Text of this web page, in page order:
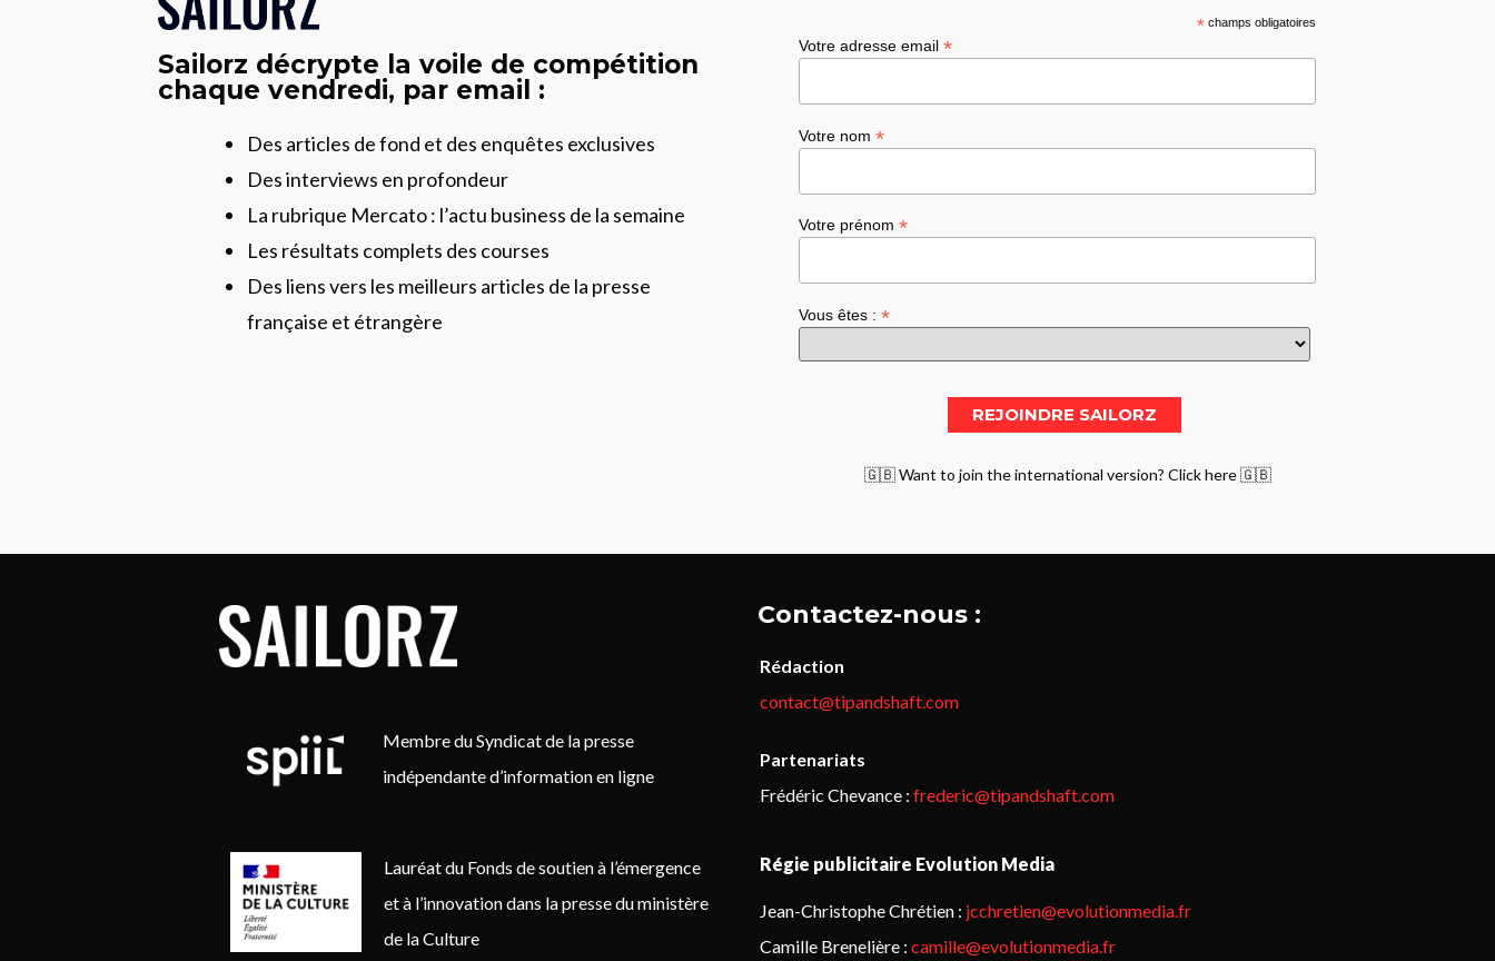
Sailorz décrypte la voile de compétition
chaque vendredi, par email :
Des articles de fond et des enquêtes exclusives
Des interviews en profondeur
La rubrique Mercato : l’actu business de la semaine
Les résultats complets des courses
Des liens vers les meilleurs articles de la presse
française et étrangère
*champs obligatoires
Votre adresse email *
Votre nom *
Votre prénom *
Vous êtes : *
🇬🇧 Want to join the international version? Click here 🇬🇧
Membre du Syndicat de la presse
indépendante d’information en ligne
Lauréat du Fonds de soutien à l’émergence
et à l’innovation dans la presse du ministère
de la Culture
Contactez-nous :
Rédaction
contact@tipandshaft.com
Partenariats
Frédéric Chevance : frederic@tipandshaft.com
Régie publicitaire Evolution Media
Jean-Christophe Chrétien : jcchretien@evolutionmedia.fr
Camille Brenelière : camille@evolutionmedia.fr